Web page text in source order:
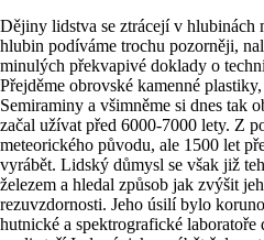
Dějiny lidstva se ztrácejí v hlubinách
hlubin podíváme trochu pozorněji,
minulých překvapivé doklady o
Přejděme obrovské kamenné
Semiraminy a všimněme si dnes tak
začal užívat před 6000-7000 lety. Z
meteorického původu, ale 1500 let
vyrábět. Lidský důmysl se však již
železem a hledal způsob jak zvýšit
rezuvzdornosti. Jeho úsilí bylo
hutnické a spektrografické